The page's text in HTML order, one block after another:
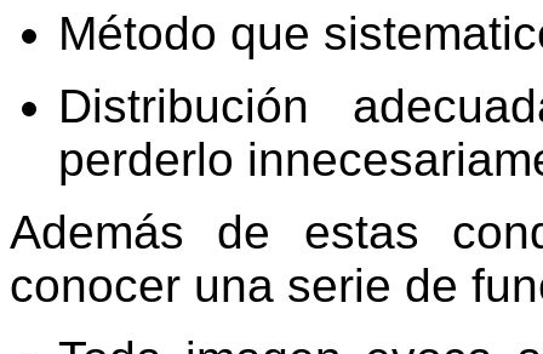
Método que
Distribución
perderlo
Además de estas
conocer una serie de